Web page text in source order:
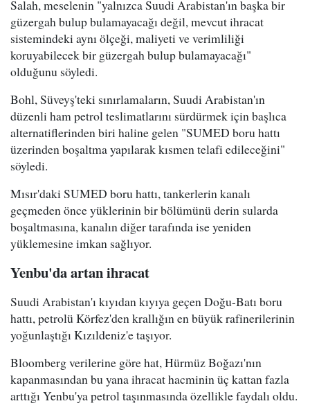
Salah, meselenin "yalnızca Suudi Arabistan'ın başka bir
güzergah bulup bulamayacağı değil, mevcut ihracat
sistemindeki aynı ölçeği, maliyeti ve verimliliği
koruyabilecek bir güzergah bulup bulamayacağı"
olduğunu söyledi.
Bohl, Süveyş'teki sınırlamaların, Suudi Arabistan'ın
düzenli ham petrol teslimatlarını sürdürmek için başlıca
alternatiflerinden biri haline gelen "SUMED boru hattı
üzerinden boşaltma yapılarak kısmen telafi edileceğini"
söyledi.
Mısır'daki SUMED boru hattı, tankerlerin kanalı
geçmeden önce yüklerinin bir bölümünü derin sularda
boşaltmasına, kanalın diğer tarafında ise yeniden
yüklemesine imkan sağlıyor.
Yenbu'da artan ihracat
Suudi Arabistan'ı kıyıdan kıyıya geçen Doğu-Batı boru
hattı, petrolü Körfez'den krallığın en büyük rafinerilerinin
yoğunlaştığı Kızıldeniz'e taşıyor.
Bloomberg verilerine göre hat, Hürmüz Boğazı'nın
kapanmasından bu yana ihracat hacminin üç kattan fazla
arttığı Yenbu'ya petrol taşınmasında özellikle faydalı oldu.